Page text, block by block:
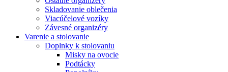
Skladovanie oblečenia
Viacúčelové vozíky
Závesné organizéry
Varenie a stolovanie
Doplnky k stolovaniu
Misky na ovocie
Podtácky